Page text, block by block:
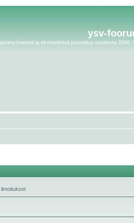
ysv-
ja ekohenkistä jutustelua vuodesta